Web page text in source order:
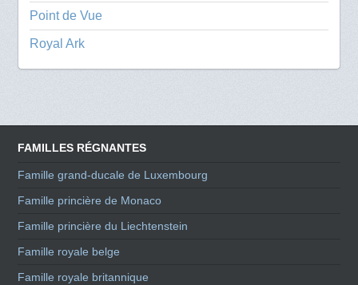
Point de Vue
Royal Ark
FAMILLES RÉGNANTES
Famille grand-ducale de Luxembourg
Famille princière de Monaco
Famille princière du Liechtenstein
Famille royale belge
Famille royale britannique